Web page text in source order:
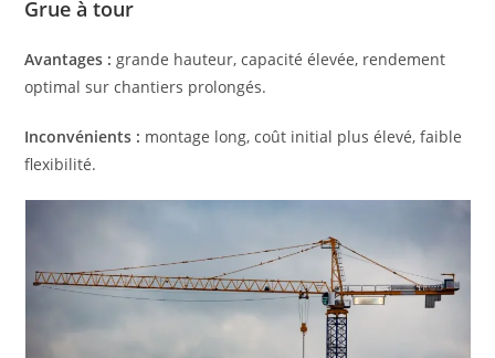
Grue à tour
Avantages : grande hauteur, capacité élevée, rendement
optimal sur chantiers prolongés.
Inconvénients : montage long, coût initial plus élevé, faible
flexibilité.